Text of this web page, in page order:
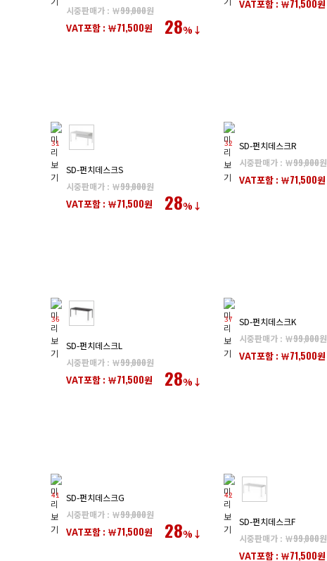
시중판매가 : ￦99,000원
VAT포함 : ￦71,500원 28%↓
VAT포함 : ￦71,500원
31
SD-펀치데스크S
시중판매가 : ￦99,000원
VAT포함 : ￦71,500원 28%↓
32
SD-펀치데스크R
시중판매가 : ￦99,000원
VAT포함 : ￦71,500원
36
SD-펀치데스크L
시중판매가 : ￦99,000원
VAT포함 : ￦71,500원 28%↓
37
SD-펀치데스크K
시중판매가 : ￦99,000원
VAT포함 : ￦71,500원
41
SD-펀치데스크G
시중판매가 : ￦99,000원
VAT포함 : ￦71,500원 28%↓
42
SD-펀치데스크F
시중판매가 : ￦99,000원
VAT포함 : ￦71,500원